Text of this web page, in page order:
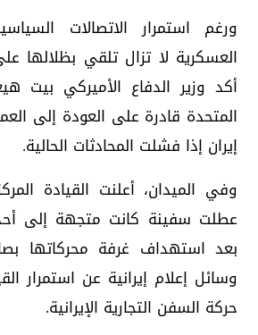
ورغم استمرار الاتصالات
العسكرية لا تزال تلقي بظلالها
أكد وزير الدفاع الأميركي بيت
المتحدة قادرة على العودة إلى
إيران إذا فشلت المحادثات الحالية.
وفي الميدان، أعلنت القيادة
عطلت سفينة كانت متجهة إلى أحد
بعد استهداف غرفة محركاتها
وسائل إعلام إيرانية عن استمرار
حركة السفن التجارية الإيرانية.